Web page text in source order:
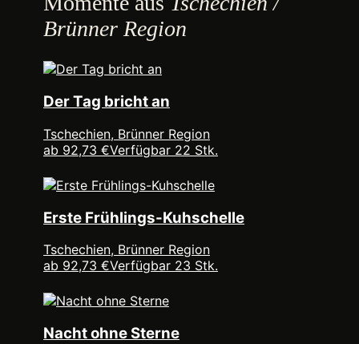
Brünner Region
Der Tag bricht an
Tschechien, Brünner Region
ab 92,73 €Verfügbar 22 Stk.
Erste Frühlings-Kuhschelle
Tschechien, Brünner Region
ab 92,73 €Verfügbar 23 Stk.
Nacht ohne Sterne